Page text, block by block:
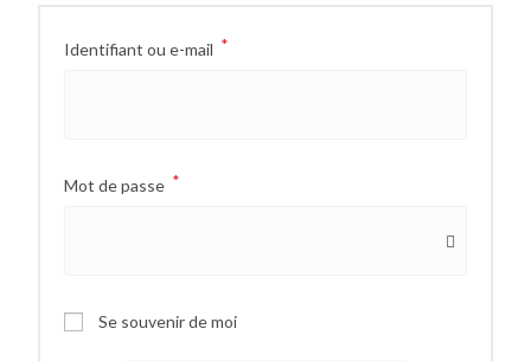
Identifiant ou e-mail *
Mot de passe *
Se souvenir de moi